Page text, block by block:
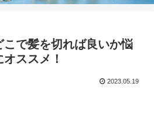
こで髪を切れば良いか悩
ススメ！
2023.05.19